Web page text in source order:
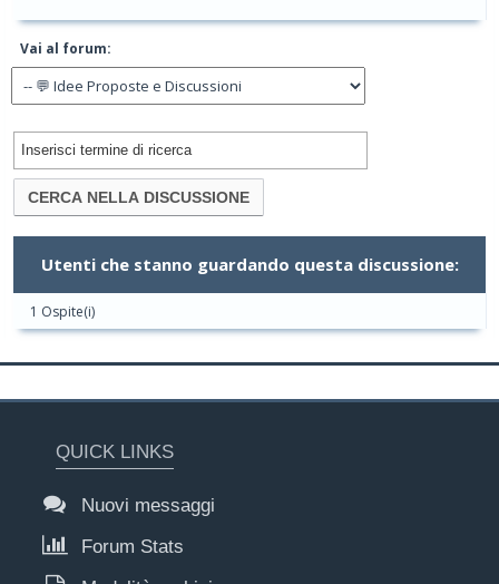
Vai al forum:
Utenti che stanno guardando questa discussione:
1 Ospite(i)
QUICK LINKS
Nuovi messaggi
Forum Stats